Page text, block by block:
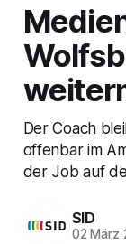
Der Coach
offenbar im
der Job auf
SID
02 März